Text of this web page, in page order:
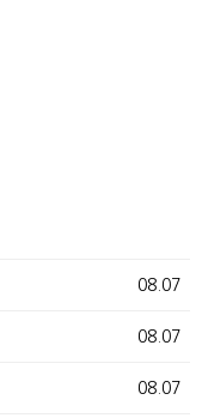
08.07
08.07
08.07